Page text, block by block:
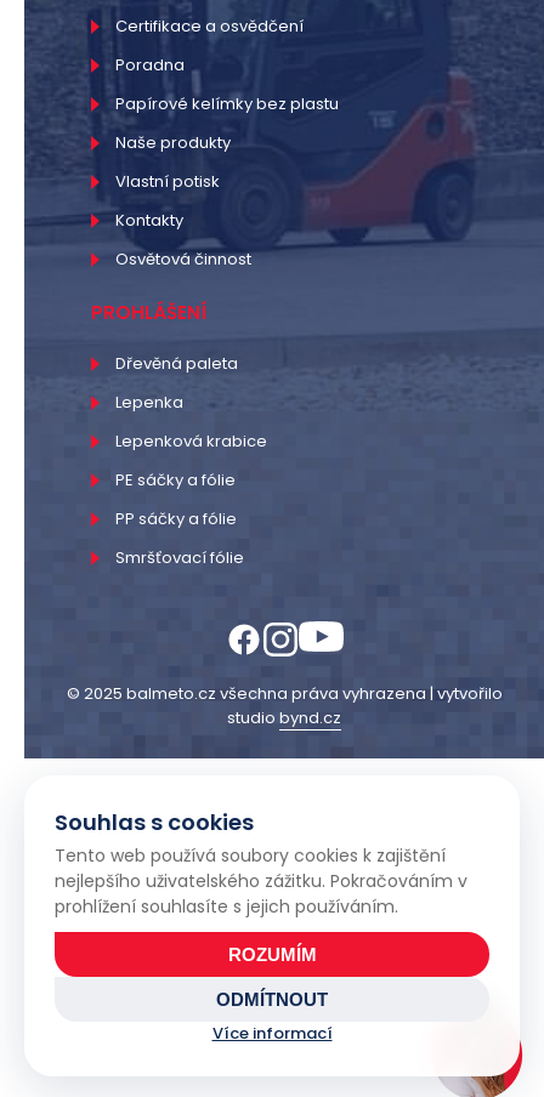
Souhlas s cookies
Tento web používá soubory cookies k zajištění
nejlepšího uživatelského zážitku. Pokračováním v
prohlížení souhlasíte s jejich používáním.
ROZUMÍM
ODMÍTNOUT
Více informací
Certifikace a osvědčení
Poradna
Papírové kelímky bez plastu
Naše produkty
Vlastní potisk
Kontakty
Osvětová činnost
PROHLÁŠENÍ
Dřevěná paleta
Lepenka
Lepenková krabice
PE sáčky a fólie
PP sáčky a fólie
Smršťovací fólie
© 2025 balmeto.cz všechna práva vyhrazena | vytvořilo
studio bynd.cz